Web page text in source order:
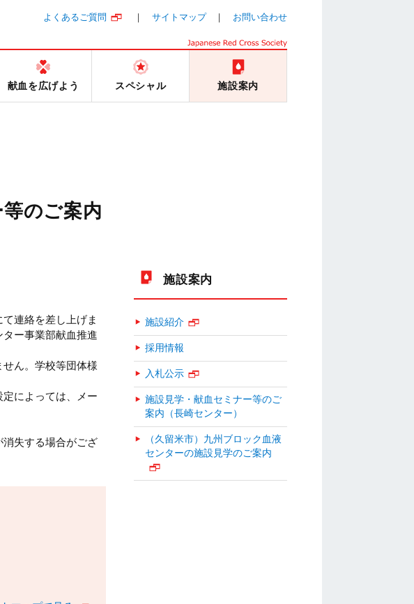
よくあるご質問 サイトマップ お問い合わせ
献血を広げよう スペシャル 施設案内
のご案内
連絡を差し上げま
ー事業部献血推進
ん。学校等団体様
によっては、メー
失する場合がござ
施設案内
施設紹介
採用情報
入札公示
施設見学・献血セミナー等のご
案内（長崎センター）
（久留米市）九州ブロック血液
センターの施設見学のご案内